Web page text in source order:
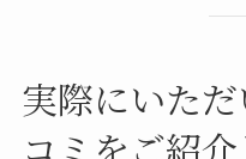
実際にいた